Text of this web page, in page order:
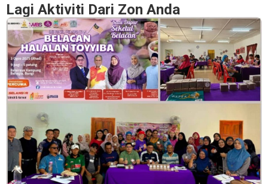
Lagi Aktiviti Dari Zon Anda